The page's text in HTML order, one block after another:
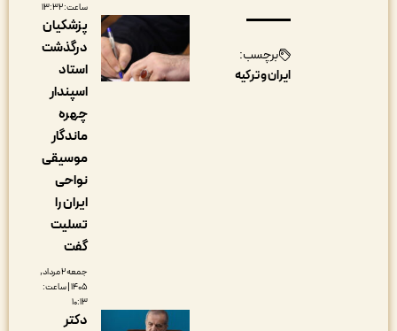
برچسب:
ایران و ترکیه
پزشکیان
درگذشت
استاد
موسیقی
جمعه ۲ مرداد,
۱۴۰۵ | ساعت: